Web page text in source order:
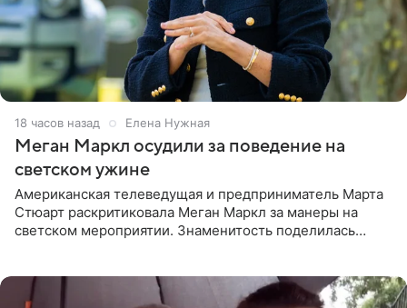
18 часов назад Елена Нужная
Меган Маркл осудили за поведение на
светском ужине
Американская телеведущая и предприниматель Марта
Стюарт раскритиковала Меган Маркл за манеры на
светском мероприятии. Знаменитость поделилась